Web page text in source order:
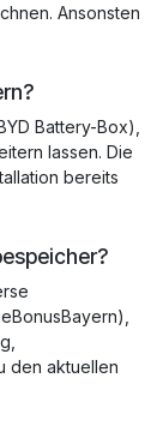
Ansonsten
Battery-Box),
lassen. Die
bereits
den aktuellen